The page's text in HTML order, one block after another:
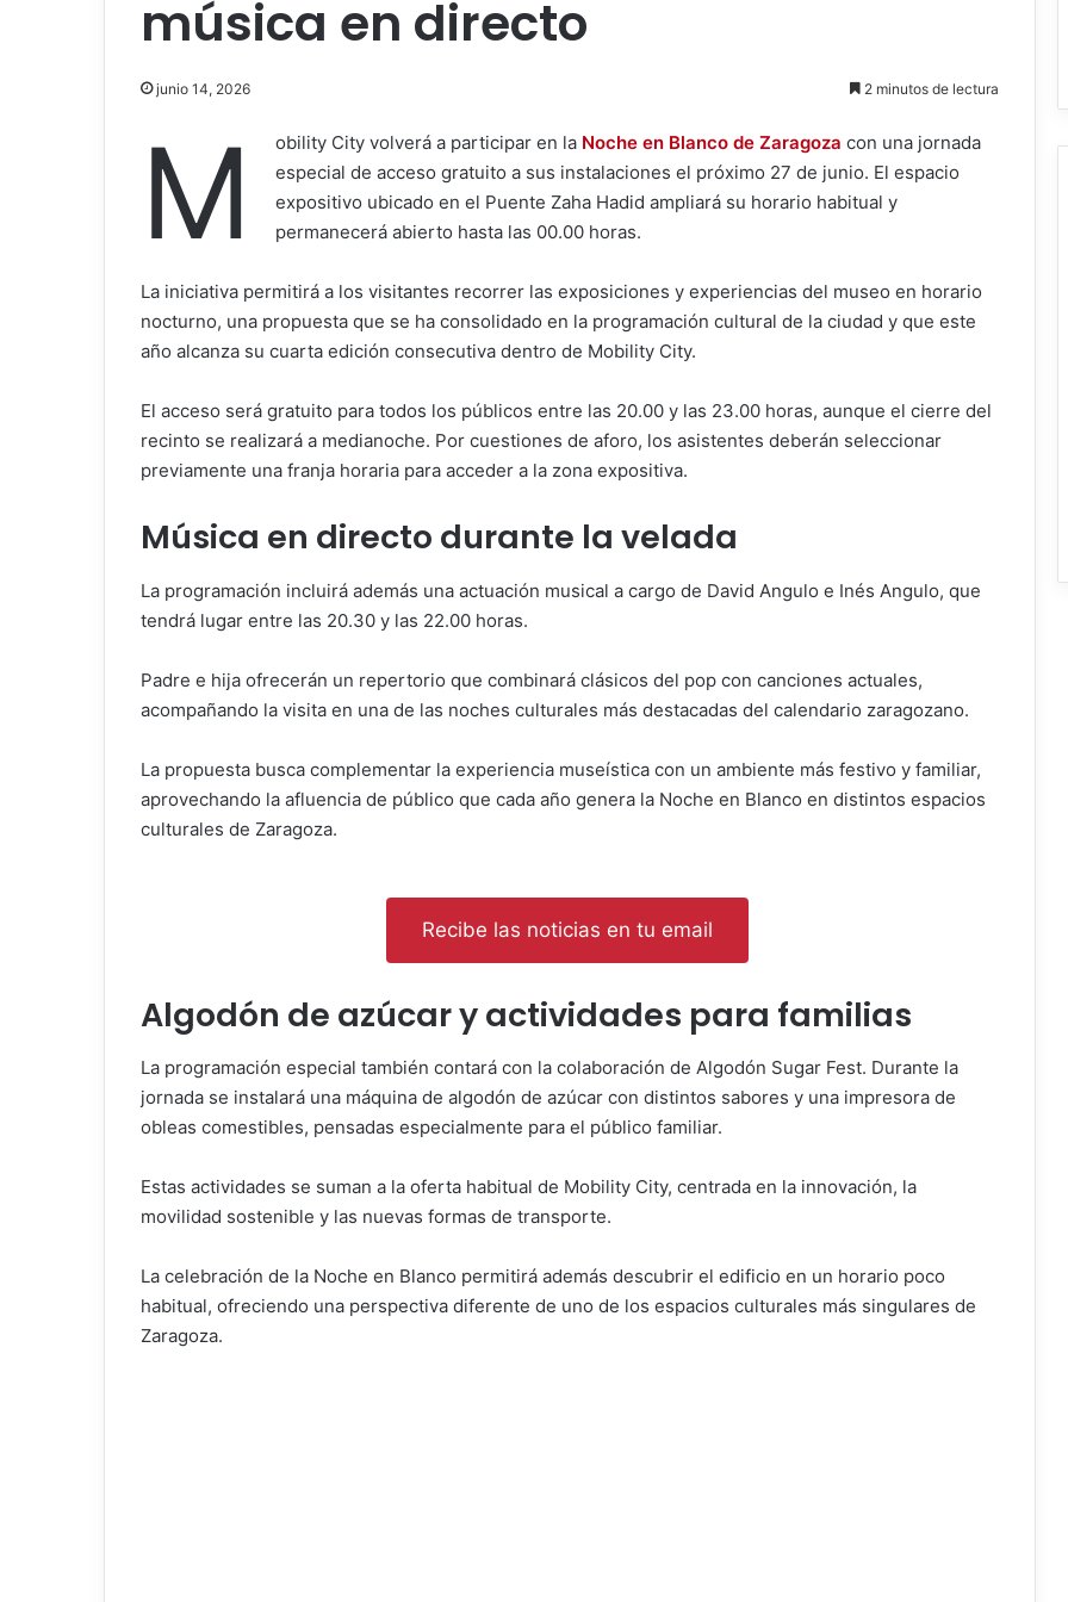
música en directo
junio 14, 2026 2 minutos de lectura
M obility City volverá a participar en la Noche en Blanco de Zaragoza con una jornada
especial de acceso gratuito a sus instalaciones el próximo 27 de junio. El espacio
expositivo ubicado en el Puente Zaha Hadid ampliará su horario habitual y
permanecerá abierto hasta las 00.00 horas.
La iniciativa permitirá a los visitantes recorrer las exposiciones y experiencias del museo en horario
nocturno, una propuesta que se ha consolidado en la programación cultural de la ciudad y que este
año alcanza su cuarta edición consecutiva dentro de Mobility City.
El acceso será gratuito para todos los públicos entre las 20.00 y las 23.00 horas, aunque el cierre del
recinto se realizará a medianoche. Por cuestiones de aforo, los asistentes deberán seleccionar
previamente una franja horaria para acceder a la zona expositiva.
Música en directo durante la velada
La programación incluirá además una actuación musical a cargo de David Angulo e Inés Angulo, que
tendrá lugar entre las 20.30 y las 22.00 horas.
Padre e hija ofrecerán un repertorio que combinará clásicos del pop con canciones actuales,
acompañando la visita en una de las noches culturales más destacadas del calendario zaragozano.
La propuesta busca complementar la experiencia museística con un ambiente más festivo y familiar,
aprovechando la afluencia de público que cada año genera la Noche en Blanco en distintos espacios
culturales de Zaragoza.
Recibe las noticias en tu email
Algodón de azúcar y actividades para familias
La programación especial también contará con la colaboración de Algodón Sugar Fest. Durante la
jornada se instalará una máquina de algodón de azúcar con distintos sabores y una impresora de
obleas comestibles, pensadas especialmente para el público familiar.
Estas actividades se suman a la oferta habitual de Mobility City, centrada en la innovación, la
movilidad sostenible y las nuevas formas de transporte.
La celebración de la Noche en Blanco permitirá además descubrir el edificio en un horario poco
habitual, ofreciendo una perspectiva diferente de uno de los espacios culturales más singulares de
Zaragoza.